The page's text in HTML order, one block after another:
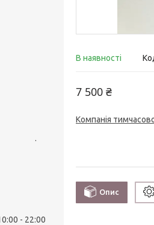
В наявності
7 500 ₴
Компанія
Опис
.
22:00